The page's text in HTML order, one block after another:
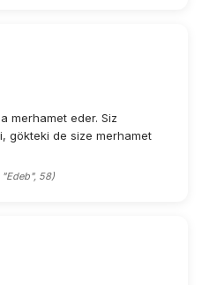
merhamet eder. Siz
gökteki de size merhamet
58)